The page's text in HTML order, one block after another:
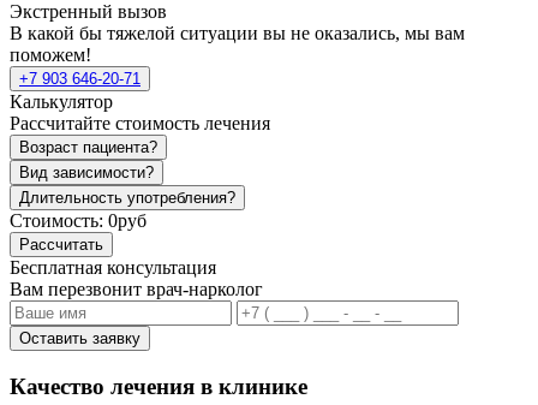
Экстренный вызов
В какой бы тяжелой ситуации вы не оказались, мы вам
поможем!
+7 903 646-20-71
Калькулятор
Рассчитайте стоимость лечения
Возраст пациента?
Вид зависимости?
Длительность употребления?
Стоимость: 0руб
Рассчитать
Бесплатная консультация
Вам перезвонит врач-нарколог
Оставить заявку
Качество лечения в клинике